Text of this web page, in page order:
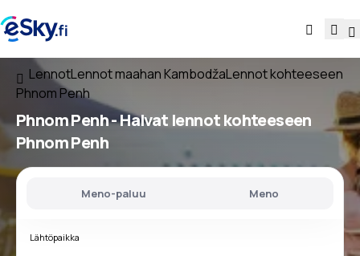
LennotLennot maahan KambodžaLennot kohteeseen
Phnom Penh
Phnom Penh - Halvat lennot kohteeseen
Phnom Penh
Meno-paluu Meno
Lähtöpaikka